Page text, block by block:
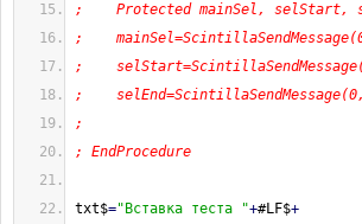
;    Protected mainSel, selStart,
;    mainSel=ScintillaSendMessage(0,
;    selStart=ScintillaSendMessage(0,
;    selEnd=ScintillaSendMessage(0,
;
; EndProcedure
txt$="Вставка теста "+#LF$+